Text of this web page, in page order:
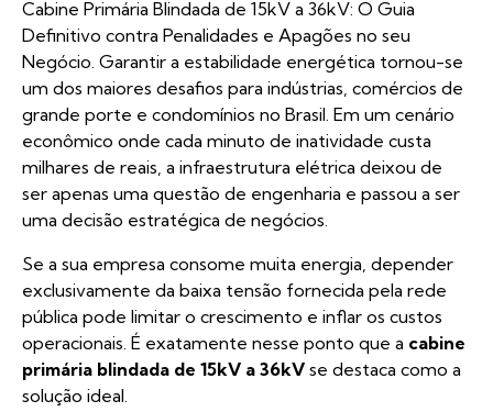
Cabine Primária Blindada de 15kV a 36kV: O Guia
Definitivo contra Penalidades e Apagões no seu
Negócio. Garantir a estabilidade energética tornou-se
um dos maiores desafios para indústrias, comércios de
grande porte e condomínios no Brasil. Em um cenário
econômico onde cada minuto de inatividade custa
milhares de reais, a infraestrutura elétrica deixou de
ser apenas uma questão de engenharia e passou a ser
uma decisão estratégica de negócios.
Se a sua empresa consome muita energia, depender
exclusivamente da baixa tensão fornecida pela rede
pública pode limitar o crescimento e inflar os custos
operacionais. É exatamente nesse ponto que a cabine
primária blindada de 15kV a 36kV se destaca como a
solução ideal.